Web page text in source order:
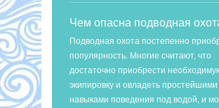
Чем опасна подводная
Подводная охота постепенно
популярность. Многие считают, что
достаточно приобрести
экипировку и овладеть простейшими
навыками поведения под водой, и